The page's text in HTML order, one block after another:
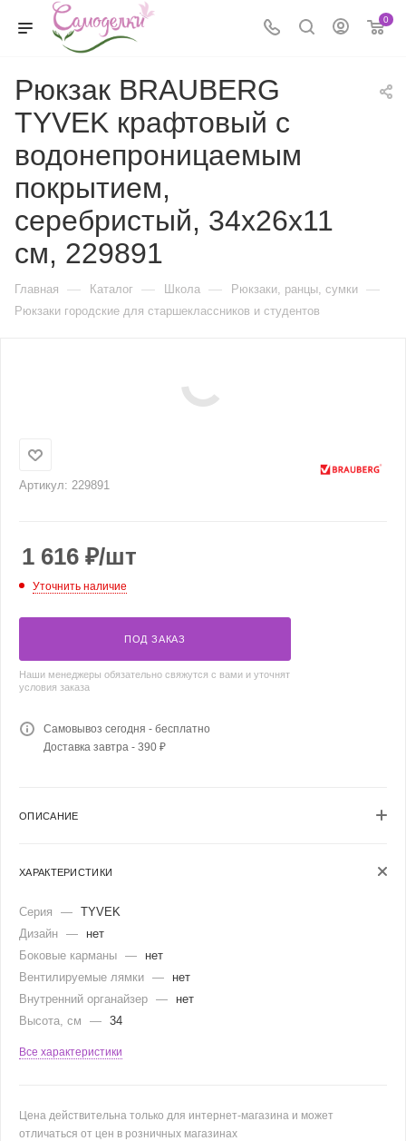
0
Рюкзак BRAUBERG
TYVEK крафтовый с
водонепроницаемым
покрытием,
серебристый, 34х26х11
см, 229891
Главная — Каталог — Школа — Рюкзаки, ранцы, сумки —
Рюкзаки городские для старшеклассников и студентов
Артикул: 229891
1 616 ₽/шт
Уточнить наличие
ПОД ЗАКАЗ
Наши менеджеры обязательно свяжутся с вами и уточнят
условия заказа
Самовывоз сегодня - бесплатно
Доставка завтра - 390 ₽
ОПИСАНИЕ
ХАРАКТЕРИСТИКИ
Серия — TYVEK
Дизайн —
нет
Боковые карманы —
нет
Вентилируемые лямки —
нет
Внутренний органайзер —
нет
Высота, см
— 34
Все характеристики
Цена действительна только для интернет-магазина и может
отличаться от цен в розничных магазинах